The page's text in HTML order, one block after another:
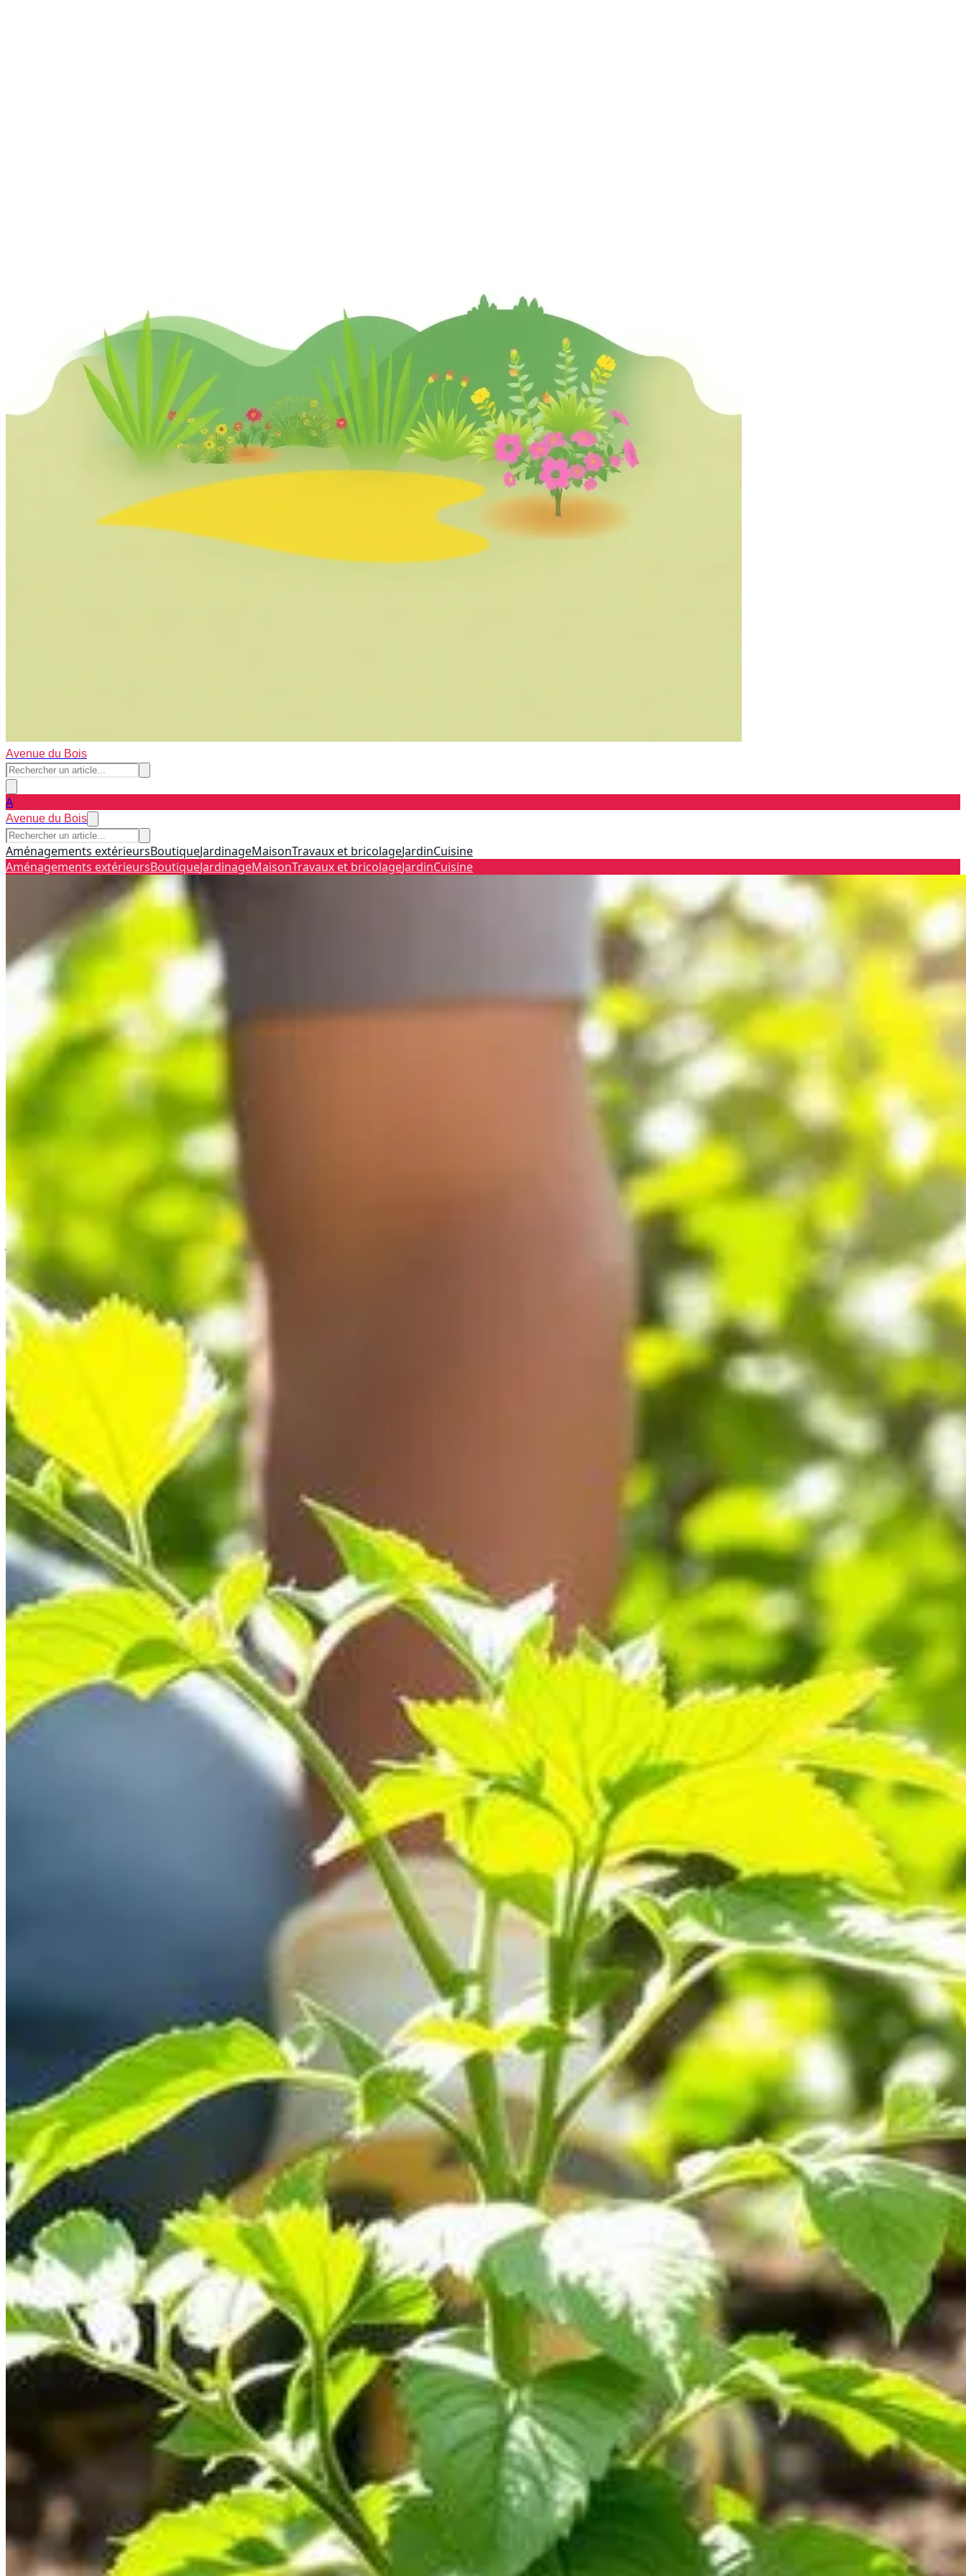
Avenue du Bois
A
Avenue du Bois
Aménagements extérieursBoutiqueJardinageMaisonTravaux et bricolageJardinCuisine
Aménagements extérieursBoutiqueJardinageMaisonTravaux et bricolageJardinCuisine
L'erreur cruciale à éviter lors de la plantation pour garantir la croissance de vos tomates
Jardinage
L'erreur cruciale à éviter lors de la plantation pour garantir la croissance de vos tomates
Publié le 23 avril 2025 à 09:00
Planter des tomates peut sembler simple, mais une erreur commune lors de la mise en terre peut gravement compromettre leur développement. Beaucoup de jardiniers amateurs,
persuadés de bien faire, oublient certaines techniques essentielles pour optimiser la croissance de leurs précieux plants. Voyons comment une simple erreur de profondeur de plantation
peut saboter votre récolte et comment la corriger facilement.
Comment la profondeur de plantation influence le développement racinaire des tomates
Pour beaucoup, planter un plant de tomate consiste simplement à transposer le petit pot dans le sol. Cependant, cette méthode néglige un aspect fondamental : les racines secondaires.
Ces racines, qui se développent à partir de la tige, sont essentielles pour ancrer solidement la plante et assurer une absorption optimale des nutriments. En ignorant cette étape, le système
racinaire reste limité, appauvrissant la plante en ressources vitales.
Maximiser l'ancrage par des racines adventives
Les tomates ont une capacité unique : elles peuvent pousser des racines le long de leur tige lorsqu'elle est enfouie dans le sol. Cette caractéristique renforce non seulement la plante, mais
elle améliore également sa capacité à puiser l'eau et les nutriments. En conséquence, une partie notable de la tige doit être enterrée pour maximiser ces avantages.
Impact de la mauvaise profondeur sur la santé de la plante
Des plants mal ancrés sont souvent plus vulnérables aux maladies et aux aléas climatiques. Une implantation superficielle peut limiter votre récolte, tant en quantité qu'en qualité. De plus,
cela rend les plantes plus sensibles aux maladies, réduisant leur durée de vie et leur productivité.